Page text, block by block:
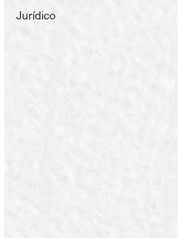
Jurídico